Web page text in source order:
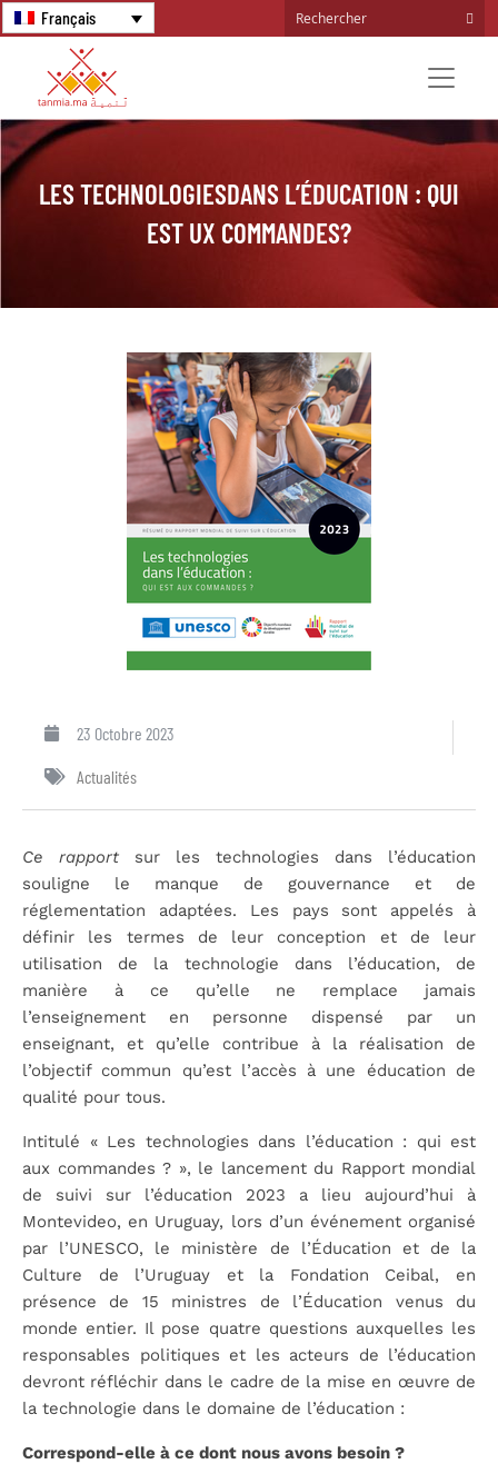
Français
LES TECHNOLOGIESDANS L’ÉDUCATION : QUI
EST UX COMMANDES?
23 Octobre 2023
Actualités
Ce rapport sur les technologies dans l’éducation
souligne le manque de gouvernance et de
réglementation adaptées. Les pays sont appelés à
définir les termes de leur conception et de leur
utilisation de la technologie dans l’éducation, de
manière à ce qu’elle ne remplace jamais
l’enseignement en personne dispensé par un
enseignant, et qu’elle contribue à la réalisation de
l’objectif commun qu’est l’accès à une éducation de
qualité pour tous.
Intitulé « Les technologies dans l’éducation : qui est
aux commandes ? », le lancement du Rapport mondial
de suivi sur l’éducation 2023 a lieu aujourd’hui à
Montevideo, en Uruguay, lors d’un événement organisé
par l’UNESCO, le ministère de l’Éducation et de la
Culture de l’Uruguay et la Fondation Ceibal, en
présence de 15 ministres de l’Éducation venus du
monde entier. Il pose quatre questions auxquelles les
responsables politiques et les acteurs de l’éducation
devront réfléchir dans le cadre de la mise en œuvre de
la technologie dans le domaine de l’éducation :
Correspond-elle à ce dont nous avons besoin ?